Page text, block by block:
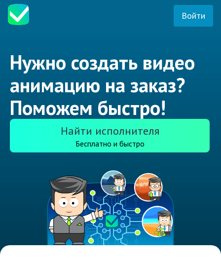
Войти
Нужно создать видео
анимацию на заказ?
Поможем быстро!
Найти исполнителя
Бесплатно и быстро